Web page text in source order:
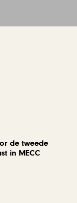
de tweede
in MECC